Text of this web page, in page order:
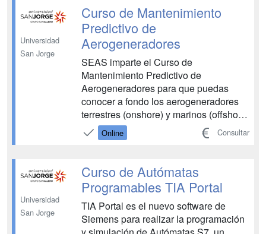
materia, creando modelos de robots
industriales más prec...
Universidad
San Jorge
Curso de Mantenimiento
Predictivo de
Aerogeneradores
SEAS imparte el Curso de
Mantenimiento Predictivo de
Aerogeneradores para que puedas
conocer a fondo los aerogeneradores
terrestres (onshore) y marinos (offshore)
y la aplicación de técnicas de
mantenimiento predictivo para la
estructurales como de componentes. El
curso tiene como objetivo que puedas
obtener t...
Online Consultar
Universidad
San Jorge
Curso de Autómatas
Programables TIA Portal
TIA Portal es el nuevo software de
Siemens para realizar la programación